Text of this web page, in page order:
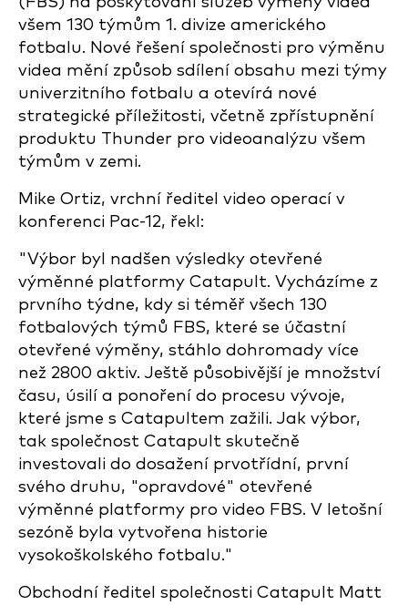
všem 130 týmům 1. divize amerického
fotbalu. Nové řešení společnosti pro výměnu
videa mění způsob sdílení obsahu mezi týmy
univerzitního fotbalu a otevírá nové
strategické příležitosti, včetně zpřístupnění
produktu Thunder pro videoanalýzu všem
týmům v zemi.
Mike Ortiz, vrchní ředitel video operací v
konferenci Pac-12, řekl:
"Výbor byl nadšen výsledky otevřené
výměnné platformy Catapult. Vycházíme z
prvního týdne, kdy si téměř všech 130
fotbalových týmů FBS, které se účastní
otevřené výměny, stáhlo dohromady více
než 2800 aktiv. Ještě působivější je množství
času, úsilí a ponoření do procesu vývoje,
které jsme s Catapultem zažili. Jak výbor,
tak společnost Catapult skutečně
investovali do dosažení prvotřídní, první
svého druhu, "opravdové" otevřené
výměnné platformy pro video FBS. V letošní
sezóně byla vytvořena historie
vysokoškolského fotbalu."
Obchodní ředitel společnosti Catapult Matt